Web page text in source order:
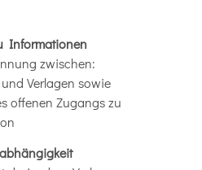
Informationen
zwischen:
Verlagen sowie
offenen Zugangs zu